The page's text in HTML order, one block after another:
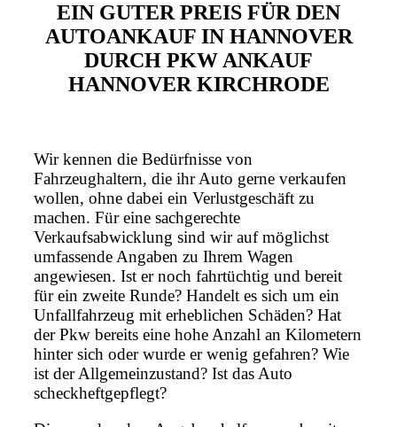
EIN GUTER PREIS FÜR DEN
AUTOANKAUF IN HANNOVER
DURCH PKW ANKAUF
HANNOVER KIRCHRODE
Wir kennen die Bedürfnisse von
Fahrzeughaltern, die ihr Auto gerne verkaufen
wollen, ohne dabei ein Verlustgeschäft zu
machen. Für eine sachgerechte
Verkaufsabwicklung sind wir auf möglichst
umfassende Angaben zu Ihrem Wagen
angewiesen. Ist er noch fahrtüchtig und bereit
für ein zweite Runde? Handelt es sich um ein
Unfallfahrzeug mit erheblichen Schäden? Hat
der Pkw bereits eine hohe Anzahl an Kilometern
hinter sich oder wurde er wenig gefahren? Wie
ist der Allgemeinzustand? Ist das Auto
scheckheftgepflegt?